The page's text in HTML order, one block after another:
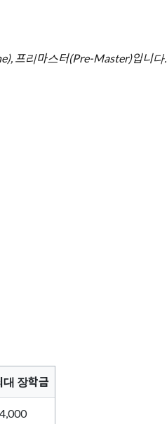
프리마스터(Pre-Master)입니다.
대 장학금